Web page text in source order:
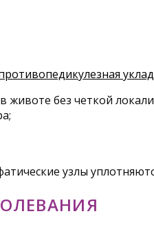
животе без четкой
узлы